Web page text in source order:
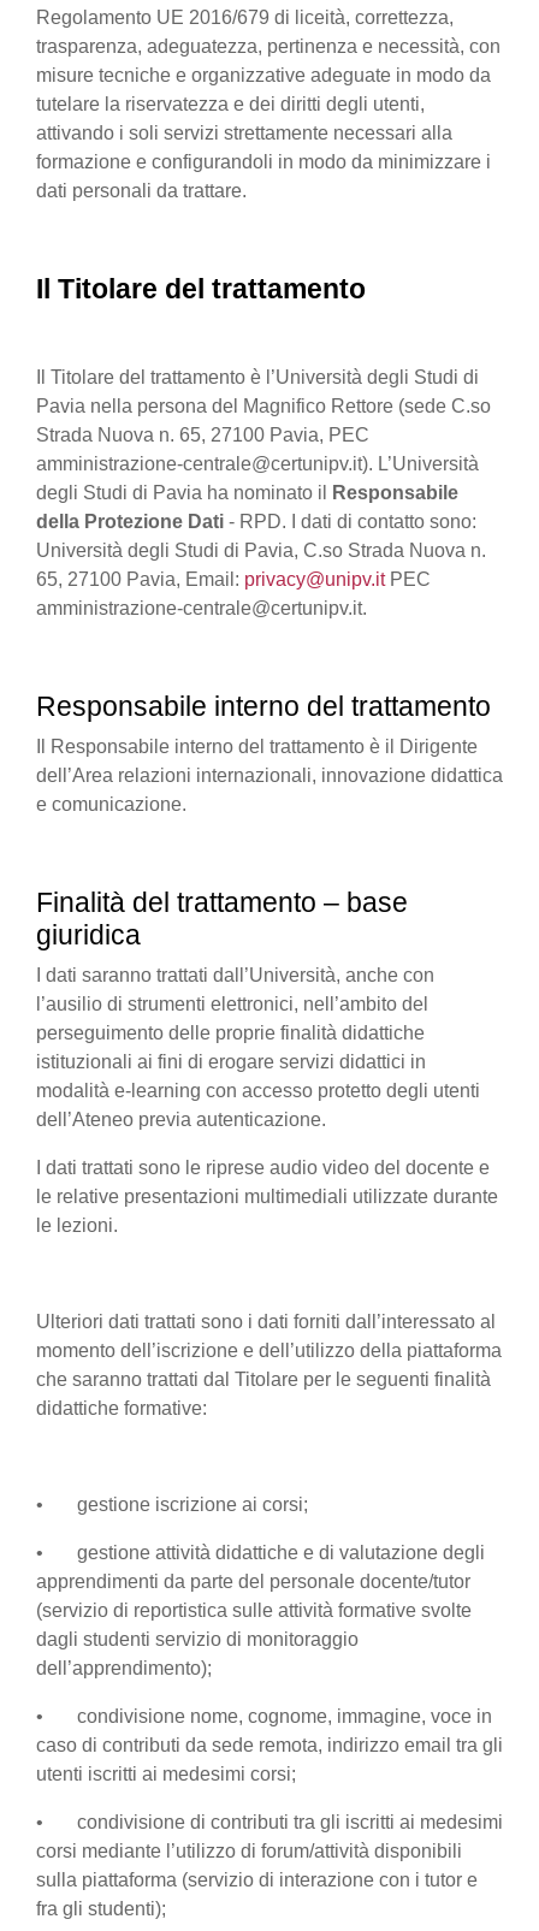
Regolamento UE 2016/679 di liceità, correttezza,
trasparenza, adeguatezza, pertinenza e necessità, con
misure tecniche e organizzative adeguate in modo da
tutelare la riservatezza e dei diritti degli utenti,
attivando i soli servizi strettamente necessari alla
formazione e configurandoli in modo da minimizzare i
dati personali da trattare.
Il Titolare del trattamento
Il Titolare del trattamento è l’Università degli Studi di
Pavia nella persona del Magnifico Rettore (sede C.so
Strada Nuova n. 65, 27100 Pavia, PEC
amministrazione-centrale@certunipv.it). L’Università
degli Studi di Pavia ha nominato il
Responsabile
della Protezione Dati - RPD. I dati di contatto sono:
Università degli Studi di Pavia, C.so Strada Nuova n.
65, 27100 Pavia, Email: privacy@unipv.itPEC
amministrazione-centrale@certunipv.it.
Responsabile interno del trattamento
Il Responsabile interno del trattamento è il Dirigente
dell’Area relazioni internazionali, innovazione didattica
e comunicazione.
Finalità del trattamento – base
giuridica
I dati saranno trattati dall’Università, anche con
l’ausilio di strumenti elettronici, nell’ambito del
perseguimento delle proprie finalità didattiche
istituzionali ai fini di erogare servizi didattici in
modalità e-learning con accesso protetto degli utenti
dell’Ateneo previa autenticazione.
I dati trattati sono le riprese audio video del docente e
le relative presentazioni multimediali utilizzate durante
le lezioni.
Ulteriori dati trattati sono i dati forniti dall’interessato al
momento dell’iscrizione e dell’utilizzo della piattaforma
che saranno trattati dal Titolare per le seguenti finalità
didattiche formative:
• gestione iscrizione ai corsi;
• gestione attività didattiche e di valutazione degli
apprendimenti da parte del personale docente/tutor
(servizio di reportistica sulle attività formative svolte
dagli studenti servizio di monitoraggio
dell’apprendimento);
• condivisione nome, cognome, immagine, voce in
caso di contributi da sede remota, indirizzo email tra gli
utenti iscritti ai medesimi corsi;
• condivisione di contributi tra gli iscritti ai medesimi
corsi mediante l’utilizzo di forum/attività disponibili
sulla piattaforma (servizio di interazione con i tutor e
fra gli studenti);